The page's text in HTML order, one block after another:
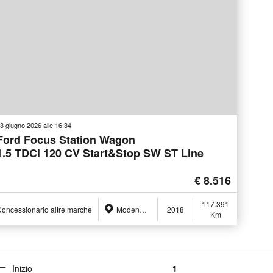
giugno 2026 alle 16:34
Focus Station Wagon
TDCi 120 CV Start&Stop SW ST Line
€ 8.516
altre marche Modena (MO) 2018
117.391
Km
Inizio 1